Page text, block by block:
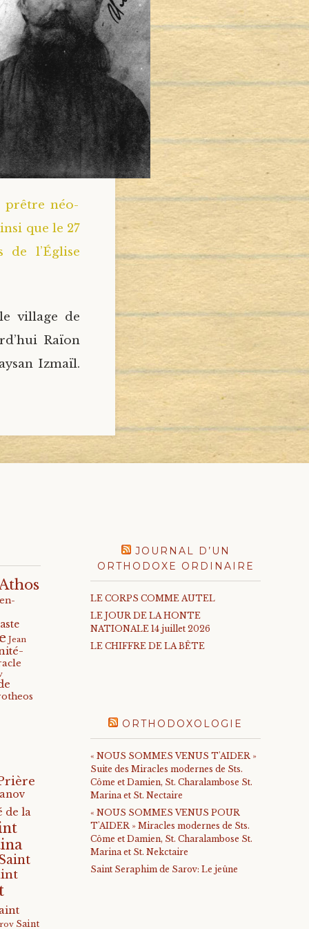
prêtre néo-
que le 27
de l’Église
village de
Raïon
Izmaïl.
Jean
de la
Saint
JOURNAL D’UN
ORTHODOXE ORDINAIRE
LE CORPS COMME AUTEL
LE JOUR DE LA HONTE
NATIONALE 14 juillet 2026
LE CHIFFRE DE LA BÊTE
ORTHODOXOLOGIE
« NOUS SOMMES VENUS T'AIDER »
Suite des Miracles modernes de Sts.
Côme et Damien, St. Charalambose St.
Marina et St. Nectaire
« NOUS SOMMES VENUS POUR
T'AIDER » Miracles modernes de Sts.
Côme et Damien, St. Charalambose St.
Marina et St. Nekctaire
Saint Seraphim de Sarov: Le jeûne